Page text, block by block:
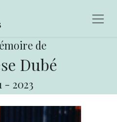
de
Dubé
- 2023